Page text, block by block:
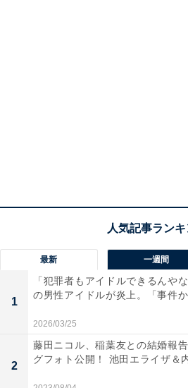
最新 一週間
1
「犯罪者もアイドルできるんや
の男性アイドルが炎上。「事件
2026/03/25
2
藤田ニコル、稲葉友との結婚報
グフォト公開！ 池田エライザ＆